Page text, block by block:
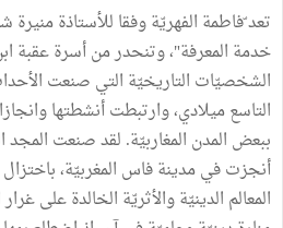
تعد ّفاطمة الفهريّة وفقا للأستاذة منيرة
خدمة المعرفة"، وتنحدر من أسرة عقبة
الشخصيّات التاريخيّة التي صنعت
التاسع ميلادي، وارتبطت أنشطتها
ببعض المدن المغاربيّة. لقد صنعت المجد
أنجزت في مدينة فاس المغربيّة،
المعالم الدينيّة والأثريّة الخالدة على